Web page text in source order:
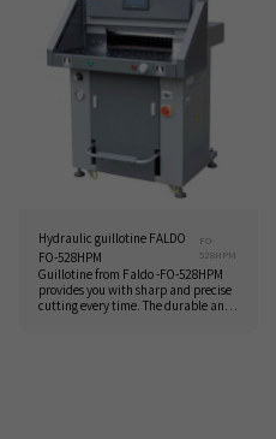
Hydraulic guillotine FALDO
FO-528HPM
FO-
528HPM
Guillotine from Faldo -FO-528HPM
provides you with sharp and precise
cutting every time. The durable and